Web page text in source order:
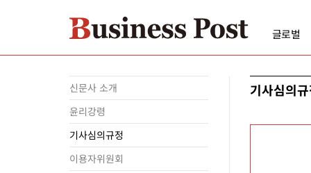
글로벌
신문사 소개
윤리강령
기사심의규정
이용자위원회
기사심의